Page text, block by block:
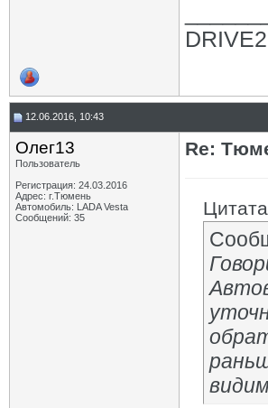
12.06.2016, 10:43
Олег13
Пользователь
Регистрация: 24.03.2016
Адрес: г.Тюмень
Автомобиль: LADA Vesta
Сообщений: 35
Re: